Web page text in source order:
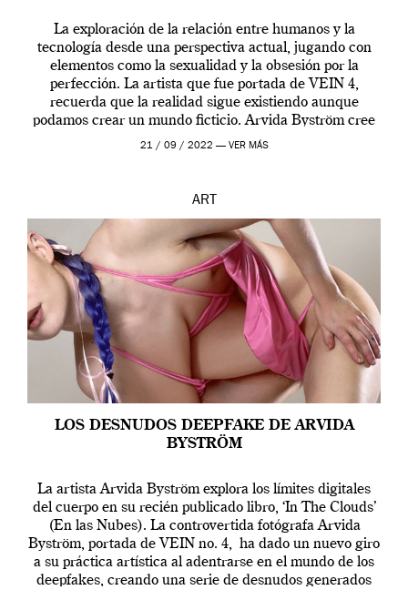
La exploración de la relación entre humanos y la
tecnología desde una perspectiva actual, jugando con
elementos como la sexualidad y la obsesión por la
perfección. La artista que fue portada de VEIN 4,
recuerda que la realidad sigue existiendo aunque
podamos crear un mundo ficticio. Arvida Byström cree
que los humanos tienen un complejo […]
21 / 09 / 2022 — VER MÁS
ART
LOS DESNUDOS DEEPFAKE DE ARVIDA
BYSTRÖM
La artista Arvida Byström explora los límites digitales
del cuerpo en su recién publicado libro, ‘In The Clouds’
(En las Nubes). La controvertida fotógrafa Arvida
Byström, portada de VEIN no. 4, ha dado un nuevo giro
a su práctica artística al adentrarse en el mundo de los
deepfakes, creando una serie de desnudos generados